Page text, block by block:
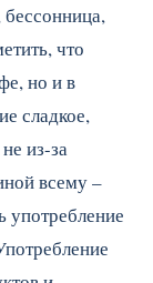
что
но и в
сладкое,
из-за
всему –